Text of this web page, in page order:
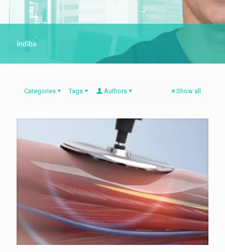
indiba
Categories Tags Authors Show all